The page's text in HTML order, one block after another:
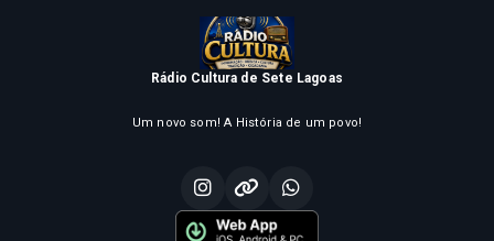
Rádio Cultura de Sete Lagoas
Um novo som! A História de um povo!